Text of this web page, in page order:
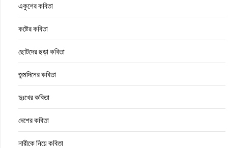
একুশের কবিতা
কষ্টের কবিতা
ছোটদের ছড়া কবিতা
জন্মদিনের কবিতা
দুঃখের কবিতা
দেশের কবিতা
নারীকে নিয়ে কবিতা